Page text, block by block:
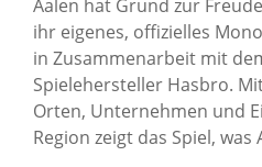
Aalen hat Grund zur
ihr eigenes, offizielles
in Zusammenarbeit mit
Spielehersteller Hasbro.
Orten, Unternehmen und
Region zeigt das Spiel,